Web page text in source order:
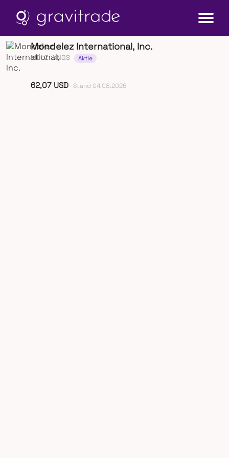
Mondelez International, Inc.
MDLZ· XNGS Aktie
62,07 USD · Stand 04.08.2026